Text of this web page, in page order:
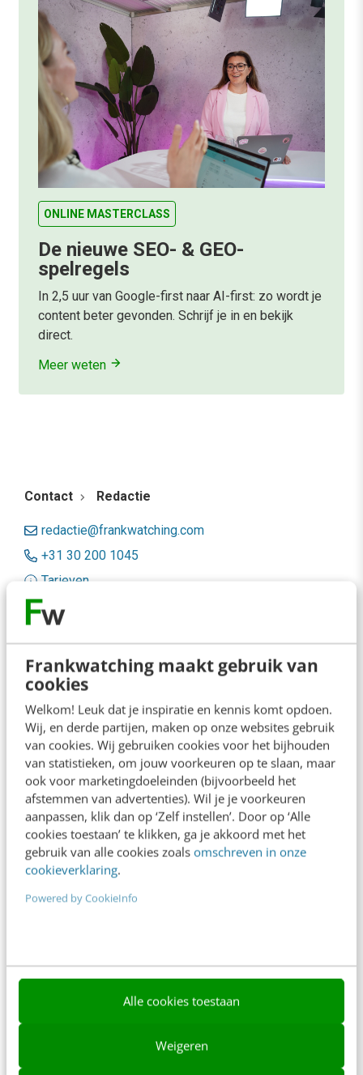
Frankwatching maakt gebruik van
cookies
Welkom! Leuk dat je inspiratie en kennis komt opdoen.
Wij, en derde partijen, maken op onze websites gebruik
van cookies. Wij gebruiken cookies voor het bijhouden
van statistieken, om jouw voorkeuren op te slaan, maar
ook voor marketingdoeleinden (bijvoorbeeld het
afstemmen van advertenties). Wil je je voorkeuren
aanpassen, klik dan op ‘Zelf instellen’. Door op ‘Alle
cookies toestaan’ te klikken, ga je akkoord met het
gebruik van alle cookies zoals omschreven in onze
cookieverklaring.
Powered by CookieInfo
Alle cookies toestaan
Weigeren
ONLINE MASTERCLASS
De nieuwe SEO- & GEO-
spelregels
In 2,5 uur van Google-first naar AI-first: zo wordt je
content beter gevonden. Schrijf je in en bekijk
direct.
Meer weten
Contact Redactie
redactie@frankwatching.com
+31 30 200 1045
Tarieven
Meer contactopties
Frankwatching
Adverteren
Contact
Nieuwsbrieven
Over ons
Ons team
Werken bij
Whitepapers
Content & Communicatie
Social